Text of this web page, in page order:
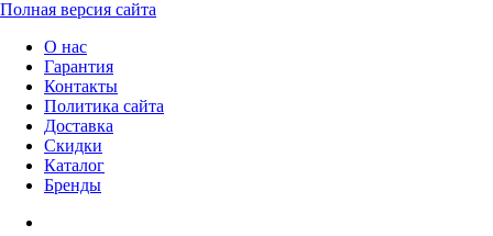
Полная версия сайта
О нас
Гарантия
Контакты
Политика сайта
Доставка
Скидки
Каталог
Бренды